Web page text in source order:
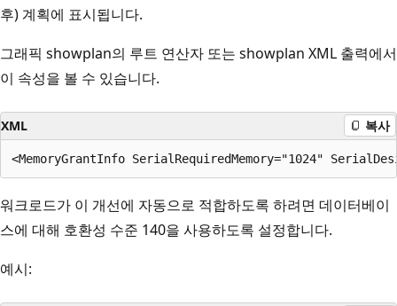
후) 계획에 표시됩니다.
그래픽 showplan의 루트 연산자 또는 showplan XML 출력에서
이 속성을 볼 수 있습니다.
XML 복사
워크로드가 이 개선에 자동으로 적합하도록 하려면 데이터베이
스에 대해 호환성 수준 140을 사용하도록 설정합니다.
예시: